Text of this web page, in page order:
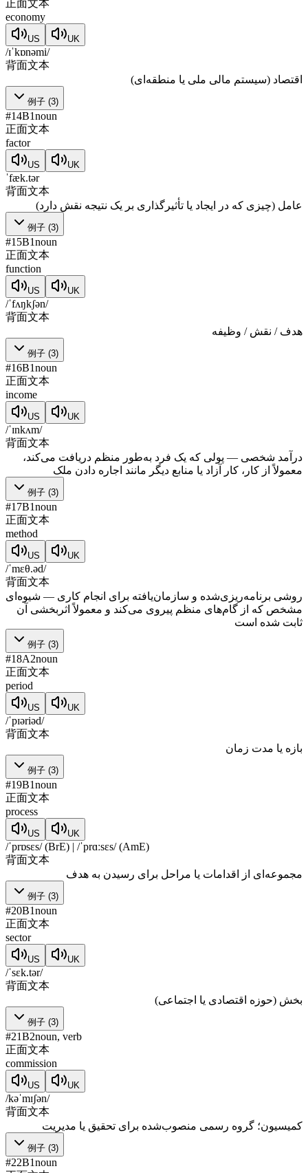
正面文本
economy
US UK
/ɪˈkɒnəmi/
背面文本
اقتصاد (سیستم مالی ملی یا منطقه‌ای)
例子 (3)
#14B1noun
正面文本
factor
US UK
ˈfæk.tər
背面文本
عامل (چیزی که در ایجاد یا تأثیرگذاری بر یک نتیجه نقش دارد)
例子 (3)
#15B1noun
正面文本
function
US UK
/ˈfʌŋkʃən/
背面文本
هدف / نقش / وظیفه
例子 (3)
#16B1noun
正面文本
income
US UK
/ˈɪnkʌm/
背面文本
درآمد شخصی — پولی که یک فرد به‌طور منظم دریافت می‌کند،
معمولاً از کار، کار آزاد یا منابع دیگر مانند اجاره دادن ملک
例子 (3)
#17B1noun
正面文本
method
US UK
/ˈmɛθ.əd/
背面文本
روشی برنامه‌ریزی‌شده و سازمان‌یافته برای انجام کاری — شیوه‌ای
مشخص که از گام‌های منظم پیروی می‌کند و معمولاً اثربخشی آن
ثابت شده است
例子 (3)
#18A2noun
正面文本
period
US UK
/ˈpɪəriəd/
背面文本
بازه یا مدت زمان
例子 (3)
#19B1noun
正面文本
process
US UK
/ˈprɒsɛs/ (BrE) | /ˈprɑːsɛs/ (AmE)
背面文本
مجموعه‌ای از اقدامات یا مراحل برای رسیدن به هدف
例子 (3)
#20B1noun
正面文本
sector
US UK
/ˈsɛk.tər/
背面文本
بخش (حوزه اقتصادی یا اجتماعی)
例子 (3)
#21B2noun, verb
正面文本
commission
US UK
/kəˈmɪʃən/
背面文本
کمیسیون؛ گروه رسمی منصوب‌شده برای تحقیق یا مدیریت
例子 (3)
#22B1noun